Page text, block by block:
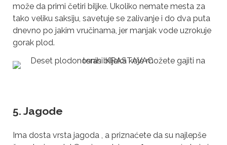
može da primi četiri biljke. Ukoliko nemate mesta za
tako veliku saksiju, savetuje se zalivanje i do dva puta
dnevno po jakim vručinama, jer manjak vode uzrokuje
gorak plod.
5. Jagode
Ima dosta vrsta jagoda , a priznaćete da su najlepše